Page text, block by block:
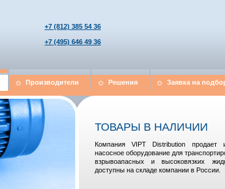
+7 (812) 385 54 36
+7 (495) 646 49 36
Производители Решения Заявка на
ТОВАРЫ В НАЛИЧИИ
Компания VIPT Distribution продает
насосное оборудование для
взрывоапасных и высоковязких
доступны на складе компании в России.